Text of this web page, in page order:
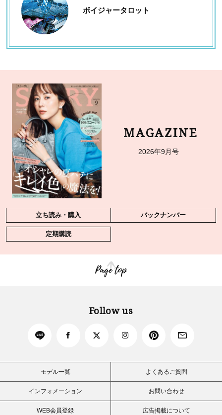
ボイジャータロット
MAGAZINE
2026年9月号
立ち読み・購入 バックナンバー
定期購読
Page top
Follow us
モデル一覧 よくあるご質問
インフォメーション お問い合わせ
WEB会員登録 広告掲載について